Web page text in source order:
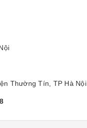
Thường Tín, TP Hà Nội